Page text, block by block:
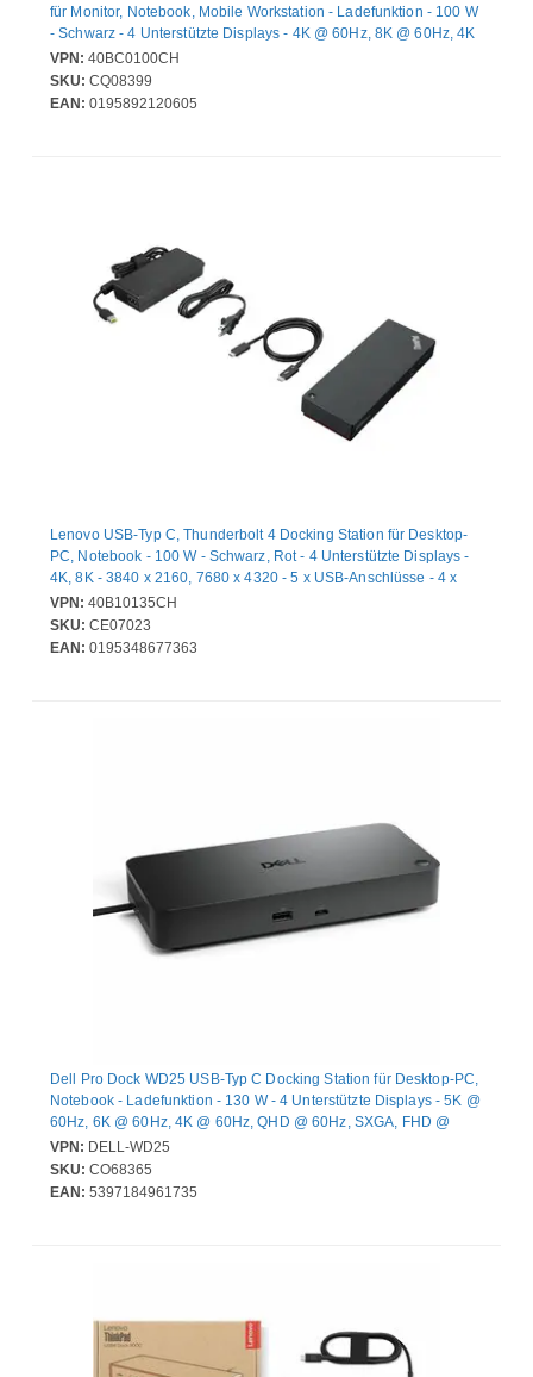
für Monitor, Notebook, Mobile Workstation - Ladefunktion - 100 W
- Schwarz - 4 Unterstützte Displays - 4K @ 60Hz, 8K @ 60Hz, 4K
@ 144Hz - 3840 x 2160, 7680 x 4320 - 6 x USB-Anschlüsse - 4 x
USB Typ-A-Anschlüsse - USB Typ-A - 2 x USB Typ-C-Anschlüsse
- USB Typ C - 1 x USB4 - 1 x RJ-45-Anschlüsse - Netzwerk (RJ-
VPN: 40BC0100CH
SKU: CQ08399
EAN: 0195892120605
Lenovo USB-Typ C, Thunderbolt 4 Docking Station für Desktop-
PC, Notebook - 100 W - Schwarz, Rot - 4 Unterstützte Displays -
4K, 8K - 3840 x 2160, 7680 x 4320 - 5 x USB-Anschlüsse - 4 x
USB Typ-A-Anschlüsse - USB Typ-A - 1 x USB Typ-C-Anschlüsse
- USB Typ C - 1 x RJ-45-Anschlüsse - Netzwerk (RJ-45) - 1 x
HDMI-Anschlüsse - HDMI - DisplayPort - Thunderbolt -
VPN: 40B10135CH
SKU: CE07023
EAN: 0195348677363
Dell Pro Dock WD25 USB-Typ C Docking Station für Desktop-PC,
Notebook - Ladefunktion - 130 W - 4 Unterstützte Displays - 5K @
60Hz, 6K @ 60Hz, 4K @ 60Hz, QHD @ 60Hz, SXGA, FHD @
60Hz, WQHD @ 60Hz - 3440 x 1440, 5120 x 2160, 6144 x 3456,
3840 x 2160, 2560 x 1440, 1920 x 1080, 1280 x 1024 - 6 x USB-
Anschlüsse - 4 x USB Typ-A-Anschlüsse - USB Typ-A - 2 x USB
VPN: DELL-WD25
SKU: CO68365
EAN: 5397184961735